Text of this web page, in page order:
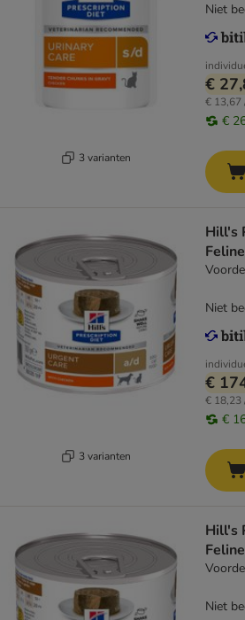
3 varianten
€
€ 13,67
€
Niet
3 varianten
Hill's
€
€ 18,23
€
Niet
Hill's
Niet